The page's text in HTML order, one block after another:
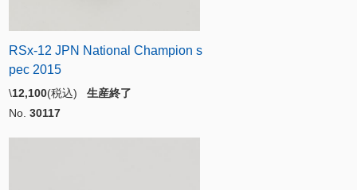
RSx-12 JPN National Champion s
pec 2015
\12,100(税込) 生産終了
No. 30117